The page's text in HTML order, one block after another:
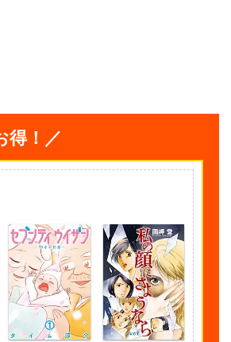
得！／